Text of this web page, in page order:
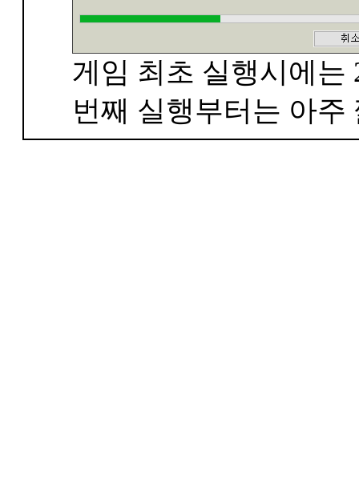
게임 최초 실행시에는
번째 실행부터는 아